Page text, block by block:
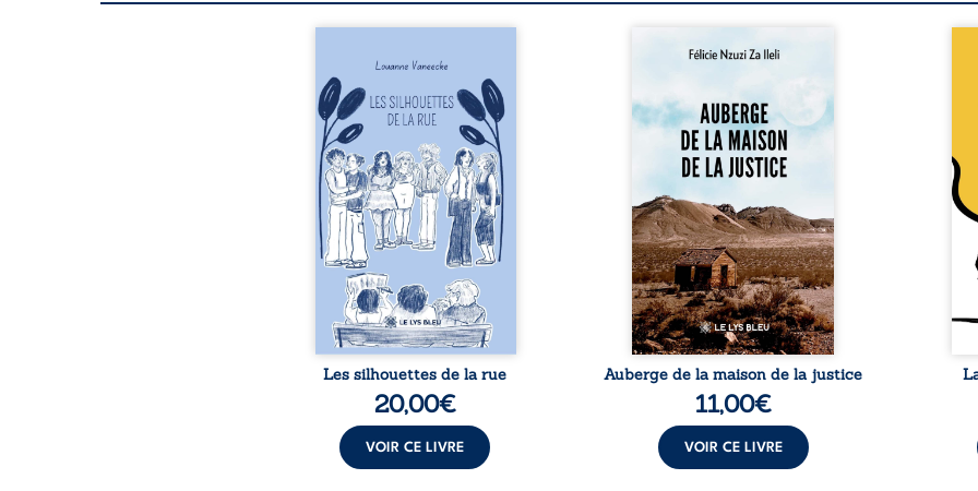
donne la parole à six
personnages ordinaires,
traversés par des pensées, des
émotions et des silences qui
pourraient appartenir à
chacun de nous. À travers
leurs parcours, ce roman invite
à porter un regard différent
sur celles et ceux qui nous
entourent, à deviner ce qui se
cache derrière les apparences
et à s’ouvrir au fourmillement
sensible de notre ...
Les silhouettes de la rue
20,00€
VOIR CE LIVRE
Auberge de la maison de la
parcours exemplaire de Mbala
Zi Nkuaku Lema Félix.
Magistrat intègre, fervent
défenseur des droits humains
et de l’indépendance
judiciaire, il voit sa carrière de
trente-quatre ans brutalement
brisée par une révocation
arbitraire en 2009, plongeant
sa vie dans un chaos matériel
et moral. À ...
Auberge de la maison de la justice
11,00€
VOIR CE LIVRE
le